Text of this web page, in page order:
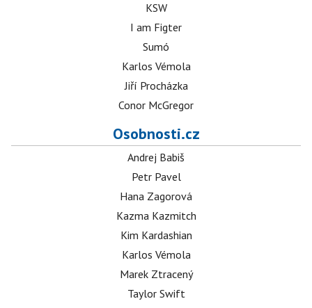
KSW
I am Figter
Sumó
Karlos Vémola
Jiří Procházka
Conor McGregor
Osobnosti.cz
Andrej Babiš
Petr Pavel
Hana Zagorová
Kazma Kazmitch
Kim Kardashian
Karlos Vémola
Marek Ztracený
Taylor Swift